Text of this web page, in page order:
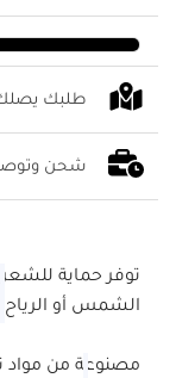
طلبك يصلك
شحن
توفر حماية
الشمس أو الرياح
مصنوعة من مواد